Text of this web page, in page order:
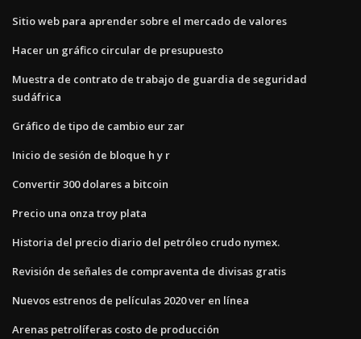
Sitio web para aprender sobre el mercado de valores
Hacer un gráfico circular de presupuesto
Muestra de contrato de trabajo de guardia de seguridad
sudáfrica
Gráfico de tipo de cambio eur zar
Inicio de sesión de bloque h y r
Convertir 300 dolares a bitcoin
Precio una onza troy plata
Historia del precio diario del petróleo crudo nymex.
Revisión de señales de compraventa de divisas gratis
Nuevos estrenos de películas 2020 ver en línea
Arenas petrolíferas costo de producción